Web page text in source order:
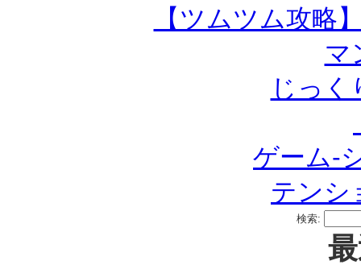
【ツムツム攻略
マ
じっ
ゲーム-
テンシ
検索: